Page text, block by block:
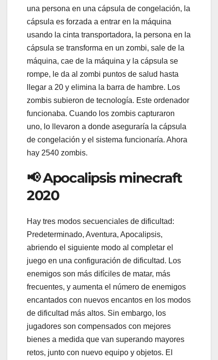
una persona en una cápsula de congelación, la
cápsula es forzada a entrar en la máquina
usando la cinta transportadora, la persona en la
cápsula se transforma en un zombi, sale de la
máquina, cae de la máquina y la cápsula se
rompe, le da al zombi puntos de salud hasta
llegar a 20 y elimina la barra de hambre. Los
zombis subieron de tecnología. Este ordenador
funcionaba. Cuando los zombis capturaron
uno, lo llevaron a donde aseguraría la cápsula
de congelación y el sistema funcionaría. Ahora
hay 2540 zombis.
📢 Apocalipsis minecraft
2020
Hay tres modos secuenciales de dificultad:
Predeterminado, Aventura, Apocalipsis,
abriendo el siguiente modo al completar el
juego en una configuración de dificultad. Los
enemigos son más difíciles de matar, más
frecuentes, y aumenta el número de enemigos
encantados con nuevos encantos en los modos
de dificultad más altos. Sin embargo, los
jugadores son compensados con mejores
bienes a medida que van superando mayores
retos, junto con nuevo equipo y objetos. El